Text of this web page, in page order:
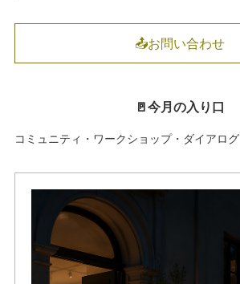
📤お問い合わせ
🚪今月の入り口
コミュニティ・ワークショップ・ダイアログ